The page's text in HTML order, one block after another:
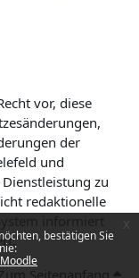
bestätigen Sie
vor, diese
der
und
zu
redaktionelle
Seitenanfang